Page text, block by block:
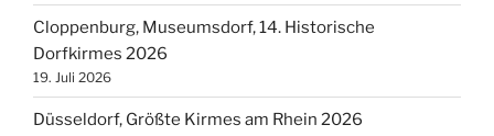
Cloppenburg, Museumsdorf, 14. Historische
Dorfkirmes 2026
19. Juli 2026
Düsseldorf, Größte Kirmes am Rhein 2026